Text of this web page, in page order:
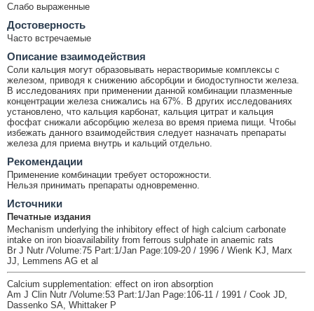
Слабо выраженные
Достоверность
Часто встречаемые
Описание взаимодействия
Соли кальция могут образовывать нерастворимые комплексы с
железом, приводя к снижению абсорбции и биодоступности железа.
В исследованиях при применении данной комбинации плазменные
концентрации железа снижались на 67%. В других исследованиях
установлено, что кальция карбонат, кальция цитрат и кальция
фосфат снижали абсорбцию железа во время приема пищи. Чтобы
избежать данного взаимодействия следует назначать препараты
железа для приема внутрь и кальций отдельно.
Рекомендации
Применение комбинации требует осторожности.
Нельзя принимать препараты одновременно.
Источники
Печатные издания
Mechanism underlying the inhibitory effect of high calcium carbonate
intake on iron bioavailability from ferrous sulphate in anaemic rats
Br J Nutr /Volume:75 Part:1/Jan Page:109-20 / 1996 / Wienk KJ, Marx
JJ, Lemmens AG et al
Calcium supplementation: effect on iron absorption
Am J Clin Nutr /Volume:53 Part:1/Jan Page:106-11 / 1991 / Cook JD,
Dassenko SA, Whittaker P